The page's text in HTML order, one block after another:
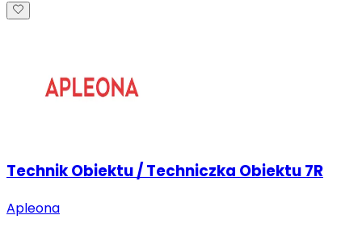
Technik Obiektu / Techniczka Obiektu 7R
Apleona